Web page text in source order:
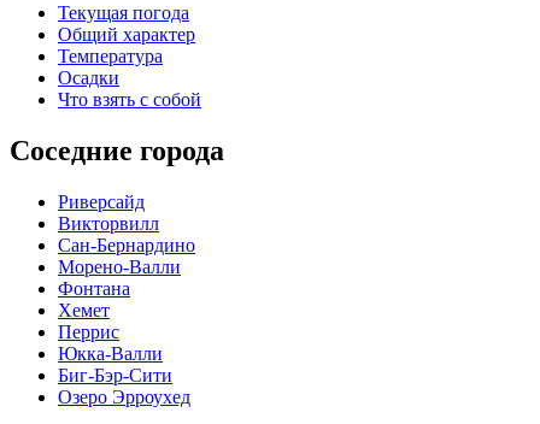
Текущая погода
Общий характер
Температура
Осадки
Что взять с собой
Соседние города
Риверсайд
Викторвилл
Сан-Бернардино
Морено-Валли
Фонтана
Хемет
Перрис
Юкка-Валли
Биг-Бэр-Сити
Озеро Эрроухед